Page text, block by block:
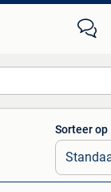
Alle afstanden…
Sorteer op